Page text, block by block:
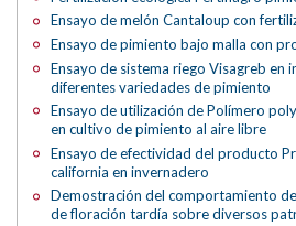
Ensayo de melón Cantaloup con
Ensayo de pimiento bajo malla con
Ensayo de sistema riego Visagreb en
diferentes variedades de pimiento
Ensayo de utilización de Polímero
en cultivo de pimiento al aire libre
Ensayo de efectividad del producto
california en invernadero
Demostración del comportamiento
de floración tardía sobre diversos